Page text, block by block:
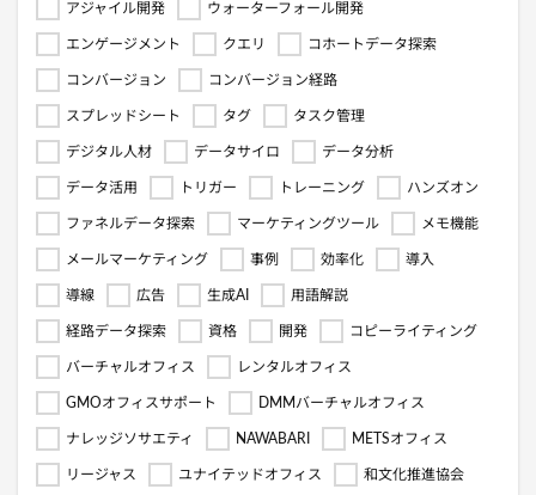
アジャイル開発 ウォーターフォール開発
エンゲージメント クエリ コホートデータ探索
コンバージョン コンバージョン経路
スプレッドシート タグ タスク管理
デジタル人材 データサイロ データ分析
データ活用 トリガー トレーニング ハンズオン
ファネルデータ探索 マーケティングツール メモ機能
メールマーケティング 事例 効率化 導入
導線 広告 生成AI 用語解説
経路データ探索 資格 開発 コピーライティング
バーチャルオフィス レンタルオフィス
GMOオフィスサポート DMMバーチャルオフィス
ナレッジソサエティ NAWABARI METSオフィス
リージャス ユナイテッドオフィス 和文化推進協会